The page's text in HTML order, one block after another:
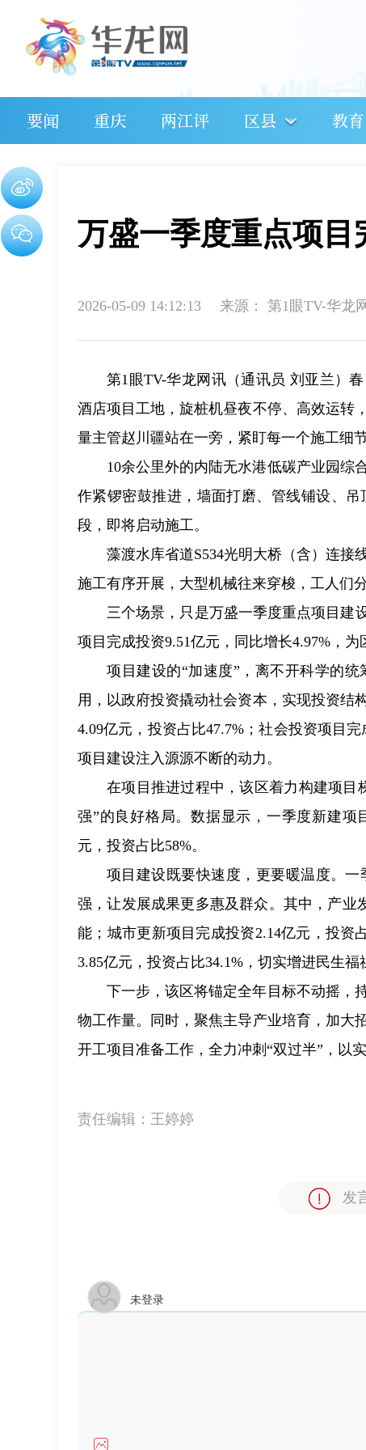
要闻 重庆 两江评 区县 教育
万盛一季度重点项目
2026-05-09 14:12:13 来源： 第1眼TV-华龙网
第1眼TV-华龙网讯（通讯员 刘亚兰）
酒店项目工地，旋桩机昼夜不停、高效运转
量主管赵川疆站在一旁，紧盯每一个施工细节
10余公里外的内陆无水港低碳产业园综
作紧锣密鼓推进，墙面打磨、管线铺设、
段，即将启动施工。
藻渡水库省道S534光明大桥（含）连接
施工有序开展，大型机械往来穿梭，工人们
三个场景，只是万盛一季度重点项目建
项目完成投资9.51亿元，同比增长4.97%，为
项目建设的“加速度”，离不开科学的
用，以政府投资撬动社会资本，实现投资结
4.09亿元，投资占比47.7%；社会投资项目
项目建设注入源源不断的动力。
在项目推进过程中，该区着力构建项目
强”的良好格局。数据显示，一季度新建项
元，投资占比58%。
项目建设既要快速度，更要暖温度。
强，让发展成果更多惠及群众。其中，产业
能；城市更新项目完成投资2.14亿元，投资
3.85亿元，投资占比34.1%，切实增进民生
下一步，该区将锚定全年目标不动摇，
物工作量。同时，聚焦主导产业培育，加大
开工项目准备工作，全力冲刺“双过半”，以
责任编辑： 王婷婷
发
未登录